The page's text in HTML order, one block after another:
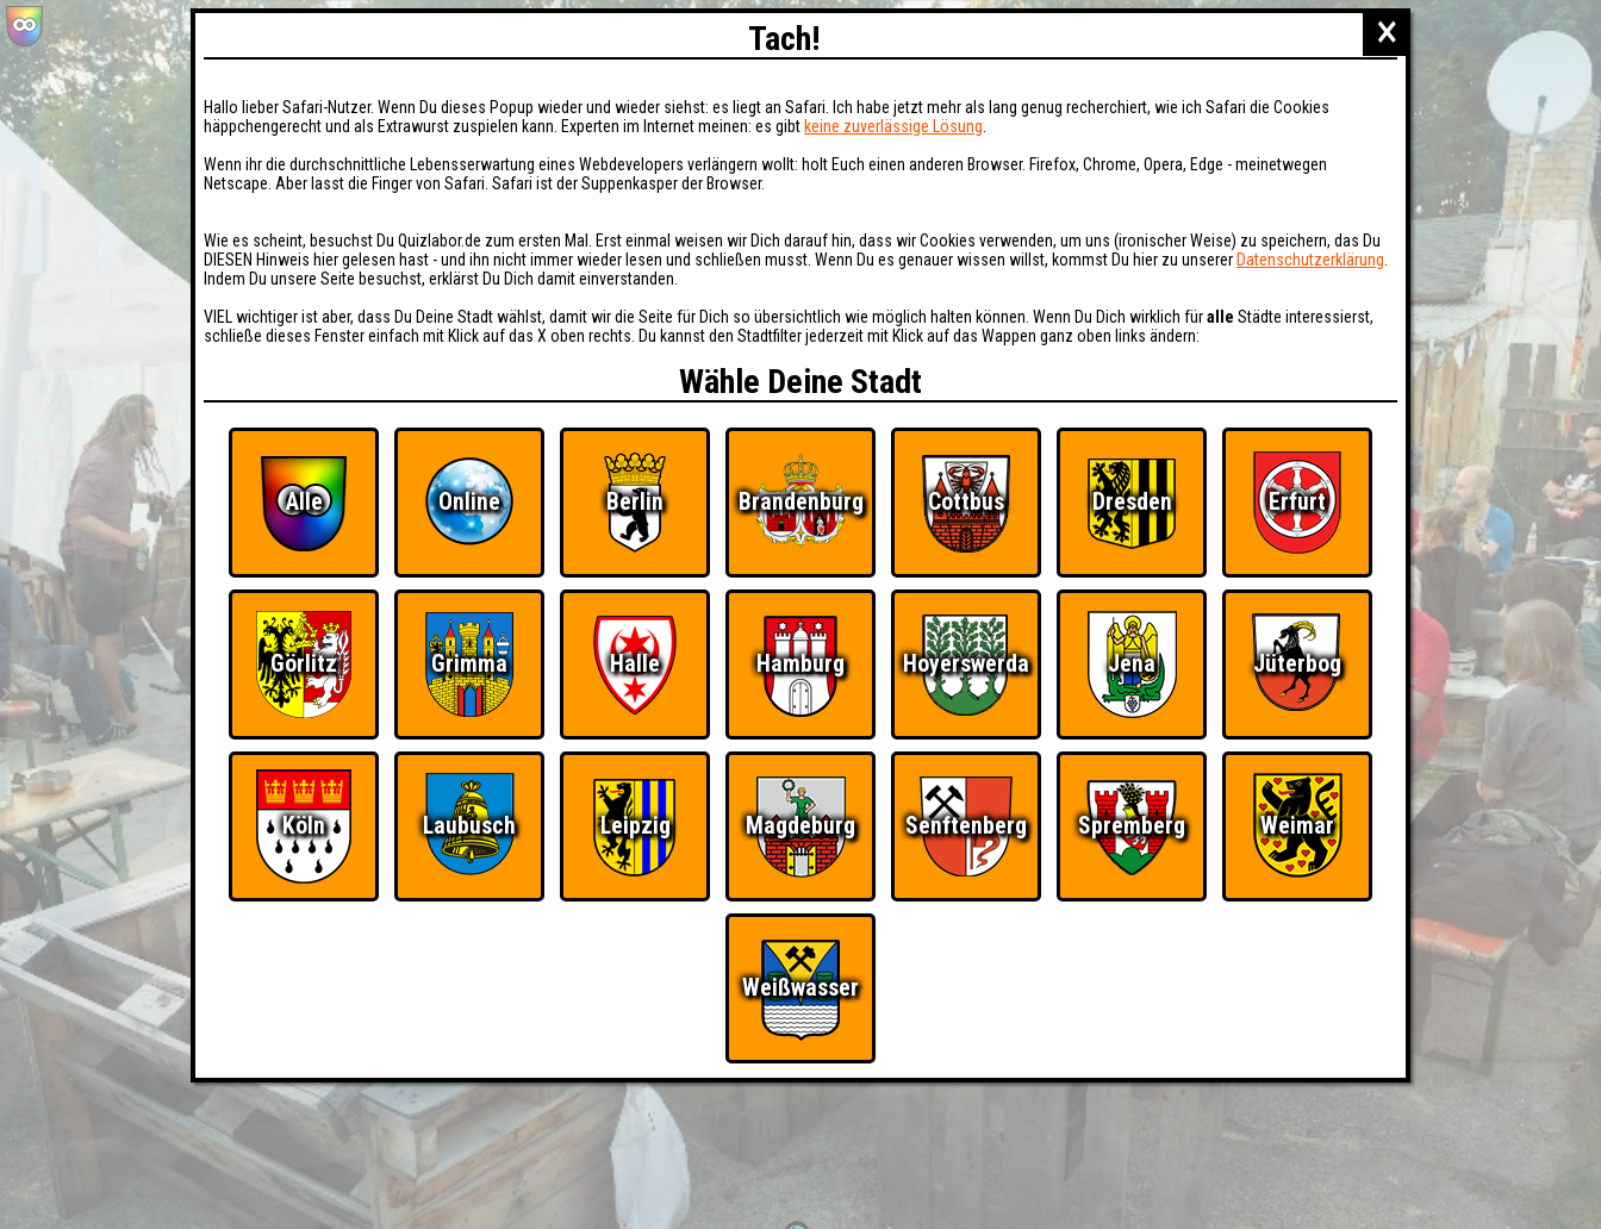
×
Tach!
Hallo lieber Safari-Nutzer. Wenn Du dieses Popup wieder und wieder siehst: es liegt an Safari. Ich habe jetzt mehr als lang genug recherchiert, wie ich Safari die Cookies
häppchengerecht und als Extrawurst zuspielen kann. Experten im Internet meinen: es gibt keine zuverlässige Lösung
Wenn ihr die durchschnittliche Lebensserwartung eines Webdevelopers verlängern wollt: holt Euch einen anderen Browser. Firefox, Chrome, Opera, Edge - meinetwegen
Netscape. Aber lasst die Finger von Safari. Safari ist der Suppenkasper der Browser.
Wie es scheint, besuchst Du Quizlabor.de zum ersten Mal. Erst einmal weisen wir Dich darauf hin, dass wir Cookies verwenden, um uns (ironischer Weise) zu speichern, das Du
DIESEN Hinweis hier gelesen hast - und ihn nicht immer wieder lesen und schließen musst. Wenn Du es genauer wissen willst, kommst Du hier zu unserer Datenschutzerklärung
Indem Du unsere Seite besuchst, erklärst Du Dich damit einverstanden.
VIEL wichtiger ist aber, dass Du Deine Stadt wählst, damit wir die Seite für Dich so übersichtlich wie möglich halten können. Wenn Du Dich wirklich füralle Städte interessierst,
schließe dieses Fenster einfach mit Klick auf das X oben rechts. Du kannst den Stadtfilter jederzeit mit Klick auf das Wappen ganz oben links ändern:
Wähle Deine Stadt
Alle Online Berlin Brandenburg Cottbus Dresden Erfurt
Görlitz Grimma Halle Hamburg Hoyerswerda Jena Jüterbog
Köln Laubusch Leipzig Magdeburg Senftenberg Spremberg Weimar
Weißwasser